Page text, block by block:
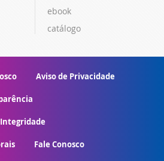
ebook
catálogo
Aviso de Privacidade
Fale Conosco